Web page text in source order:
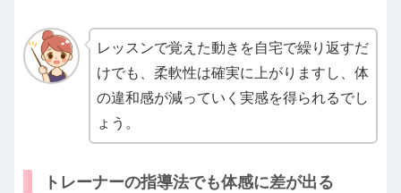
レッスンで覚えた動きを自宅で繰り返すだ
けでも、柔軟性は確実に上がりますし、体
の違和感が減っていく実感を得られるでし
ょう。
トレーナーの指導法でも体感に差が出る